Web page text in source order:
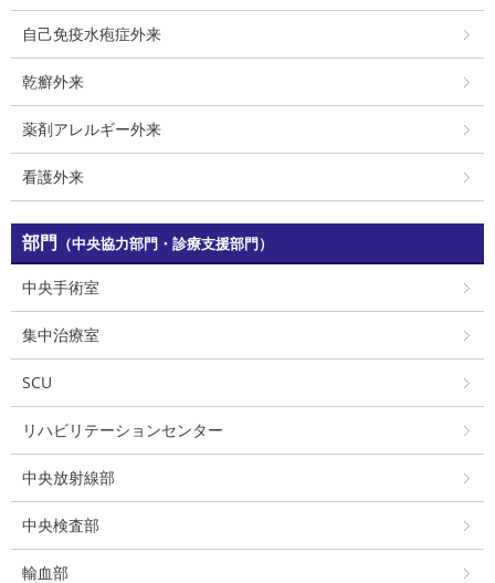
自己免疫水疱症外来
乾癬外来
薬剤アレルギー外来
看護外来
部門 （中央協力部門・診療支援部門）
中央手術室
集中治療室
SCU
リハビリテーションセンター
中央放射線部
中央検査部
輸血部